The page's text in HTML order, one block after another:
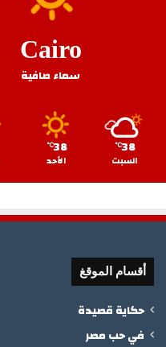
Cairo
سماء صافية
38
℃
السبت
38
℃
الأحد
أقسام الموقغ
حكاية قصيدة
في حب مصر